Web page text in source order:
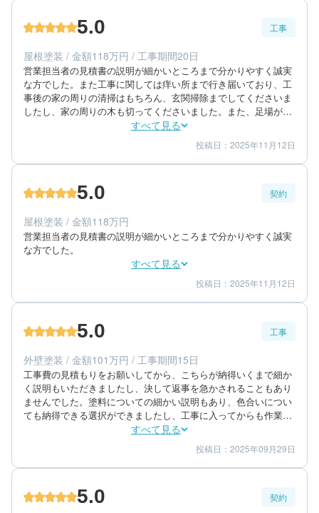
5.0 工事
屋根塗装 / 金額118万円 / 工事期間20日
営業担当者の見積書の説明が細かいところまで分かりやすく誠実
な方でした。また工事に関しては痒い所まで行き届いており、工
事後の家の周りの清掃はもちろん、玄関掃除までしてくださいま
したし、家の周りの木も切ってくださいました。また、足場があ
るうちに防犯カメラをつけたいという要望にも応えてもらいまし
た。今後も外壁などで何かあればお願いしたいと思いました。
すべて見る
仕上がり 5
満足度 5
40代/女性/一戸建て
築年数：13年
投稿日：2025年11月12日
5.0 契約
屋根塗装 / 金額118万円
営業担当者の見積書の説明が細かいところまで分かりやすく誠実
な方でした。
すべて見る
金額感 5
担当者 5
40代/女性/一戸建て
築年数：13年
投稿日：2025年11月12日
5.0 工事
外壁塗装 / 金額101万円 / 工事期間15日
工事費の見積もりをお願いしてから、こちらが納得いくまで細か
く説明もいただきましたし、決して返事を急かされることもあり
ませんでした。塗料についての細かい説明もあり、色合いについ
ても納得できる選択ができましたし、工事に入ってからも作業工
程や日程など密にご連絡いただきながら作業を進めていかれまし
た。仕上がりは非常に丁寧で、大変満足しています。全てにおい
て信頼できましたので、ご近所の方にもおすすめしました。
すべて見る
仕上がり 5
満足度 5
60代/男性/一戸建て
投稿日：2025年09月29日
5.0 契約